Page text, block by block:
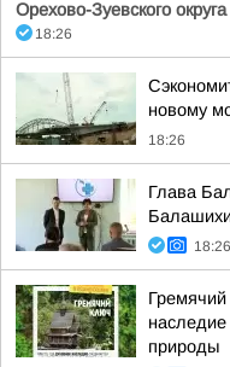
Орехово-Зуевского округа
18:26
новому
18:26
Глава
18:26
природы